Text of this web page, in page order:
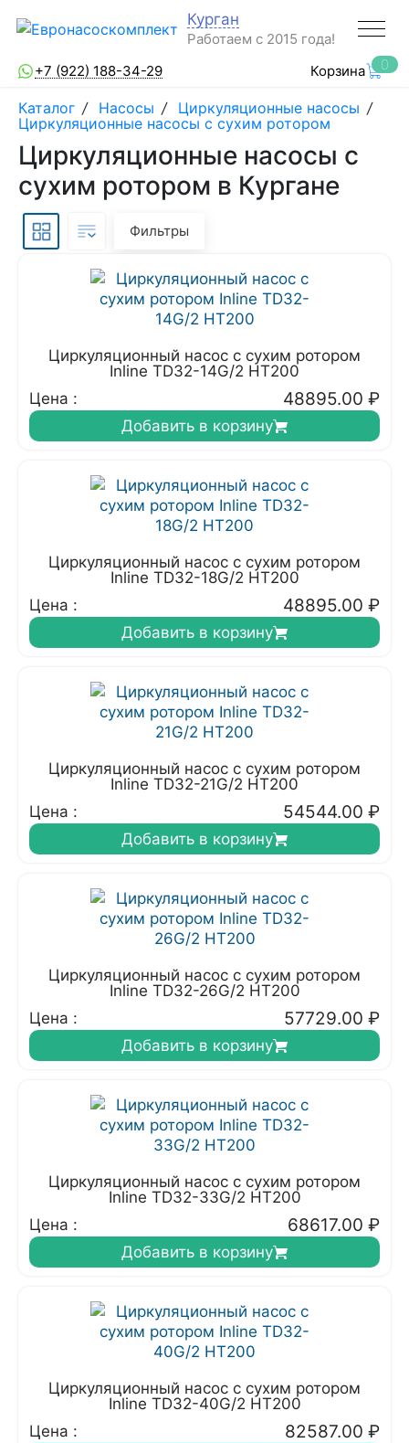
Курган
Работаем с 2015 года!
+7 (922) 188-34-29
Корзина 0
Каталог / Насосы / Циркуляционные насосы /
Циркуляционные насосы с сухим ротором
Циркуляционные насосы с
сухим ротором в Кургане
Фильтры
Циркуляционный насос с сухим ротором
Inline TD32-14G/2 HT200
Цена :
48895.00 ₽
Добавить в корзину
Циркуляционный насос с сухим ротором
Inline TD32-18G/2 HT200
Цена :
48895.00 ₽
Добавить в корзину
Циркуляционный насос с сухим ротором
Inline TD32-21G/2 HT200
Цена :
54544.00 ₽
Добавить в корзину
Циркуляционный насос с сухим ротором
Inline TD32-26G/2 HT200
Цена :
57729.00 ₽
Добавить в корзину
Циркуляционный насос с сухим ротором
Inline TD32-33G/2 HT200
Цена :
68617.00 ₽
Добавить в корзину
Циркуляционный насос с сухим ротором
Inline TD32-40G/2 HT200
Цена :
82587.00 ₽